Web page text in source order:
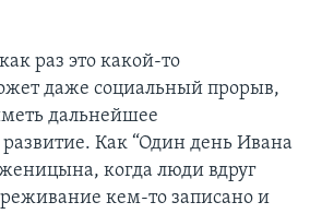
раз это какой-то
даже социальный прорыв,
дальнейшее
Как “Один день Ивана
когда люди вдруг
кем-то записано и